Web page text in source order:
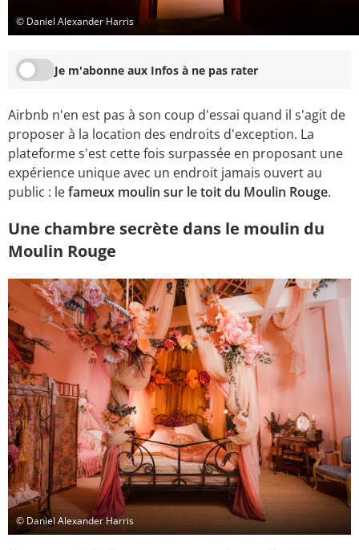
© Daniel Alexander Harris
Je m'abonne aux Infos à ne pas rater
Airbnb n'en est pas à son coup d'essai quand il s'agit de
proposer à la location des endroits d'exception. La
plateforme s'est cette fois surpassée en proposant une
expérience unique avec un endroit jamais ouvert au
public : lefameux moulin sur le toit du Moulin Rouge.
Une chambre secrète dans le moulin du
Moulin Rouge
© Daniel Alexander Harris